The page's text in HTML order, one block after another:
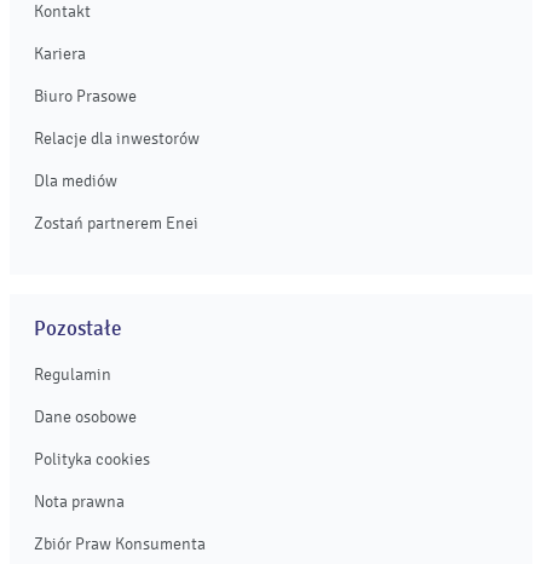
Kontakt
Kariera
Biuro Prasowe
Relacje dla inwestorów
Dla mediów
Zostań partnerem Enei
Pozostałe
Regulamin
Dane osobowe
Polityka cookies
Nota prawna
Zbiór Praw Konsumenta